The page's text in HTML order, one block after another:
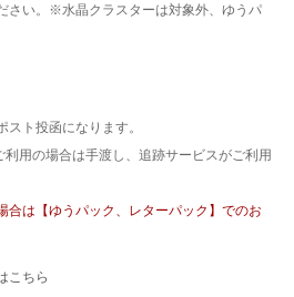
さい。※水晶クラスターは対象外、ゆうパ
ト投函になります。
用の場合は手渡し、追跡サービスがご利用
合は【ゆうパック、レターパック】でのお
こちら